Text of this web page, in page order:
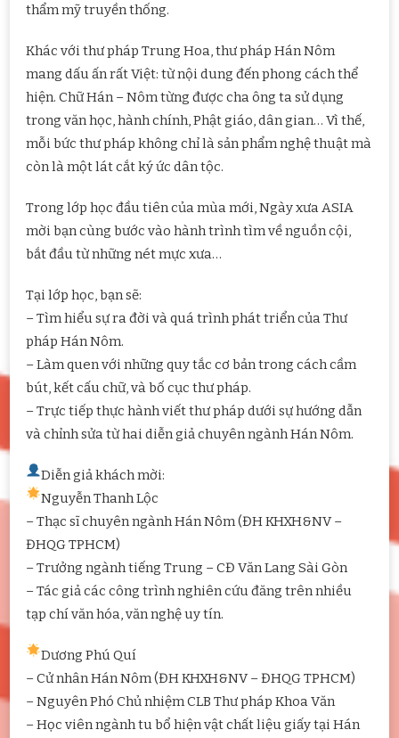
thẩm mỹ truyền thống.
Khác với thư pháp Trung Hoa, thư pháp Hán Nôm
mang dấu ấn rất Việt: từ nội dung đến phong cách thể
hiện. Chữ Hán – Nôm từng được cha ông ta sử dụng
trong văn học, hành chính, Phật giáo, dân gian… Vì thế,
mỗi bức thư pháp không chỉ là sản phẩm nghệ thuật mà
còn là một lát cắt ký ức dân tộc.
Trong lớp học đầu tiên của mùa mới, Ngày xưa ASIA
mời bạn cùng bước vào hành trình tìm về nguồn cội,
bắt đầu từ những nét mực xưa…
Tại lớp học, bạn sẽ:
– Tìm hiểu sự ra đời và quá trình phát triển của Thư
pháp Hán Nôm.
– Làm quen với những quy tắc cơ bản trong cách cầm
bút, kết cấu chữ, và bố cục thư pháp.
– Trực tiếp thực hành viết thư pháp dưới sự hướng dẫn
và chỉnh sửa từ hai diễn giả chuyên ngành Hán Nôm.
Diễn giả khách mời:
Nguyễn Thanh Lộc
– Thạc sĩ chuyên ngành Hán Nôm (ĐH KHXH&NV –
ĐHQG TPHCM)
– Trưởng ngành tiếng Trung – CĐ Văn Lang Sài Gòn
– Tác giả các công trình nghiên cứu đăng trên nhiều
tạp chí văn hóa, văn nghệ uy tín.
Dương Phú Quí
– Cử nhân Hán Nôm (ĐH KHXH&NV – ĐHQG TPHCM)
– Nguyên Phó Chủ nhiệm CLB Thư pháp Khoa Văn
– Học viên ngành tu bổ hiện vật chất liệu giấy tại Hán